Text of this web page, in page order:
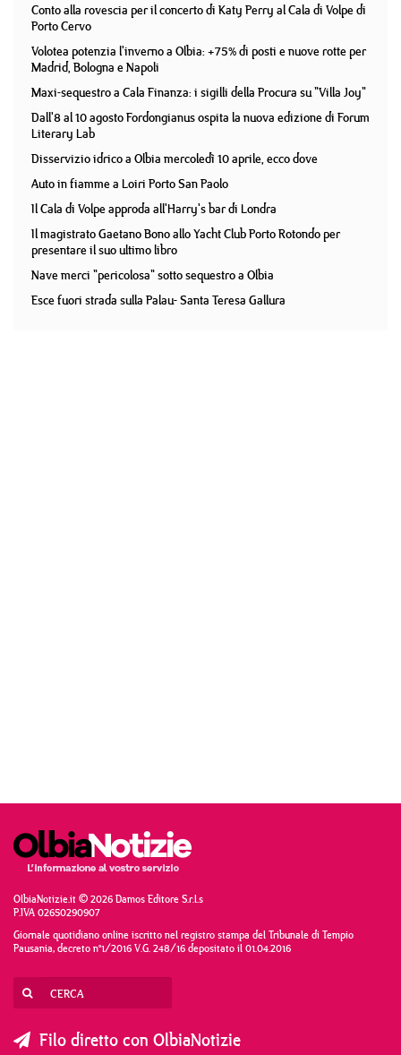
Conto alla rovescia per il concerto di Katy Perry al Cala di Volpe di
Porto Cervo
Volotea potenzia l'inverno a Olbia: +75% di posti e nuove rotte per
Madrid, Bologna e Napoli
Maxi-sequestro a Cala Finanza: i sigilli della Procura su "Villa Joy"
Dall'8 al 10 agosto Fordongianus ospita la nuova edizione di Forum
Literary Lab
Disservizio idrico a Olbia mercoledì 10 aprile, ecco dove
Auto in fiamme a Loiri Porto San Paolo
Il Cala di Volpe approda all'Harry's bar di Londra
Il magistrato Gaetano Bono allo Yacht Club Porto Rotondo per
presentare il suo ultimo libro
Nave merci "pericolosa" sotto sequestro a Olbia
Esce fuori strada sulla Palau- Santa Teresa Gallura
OlbiaNotizie.it © 2026 Damos Editore S.r.l.s
P.IVA 02650290907
Giornale quotidiano online iscritto nel registro stampa del Tribunale di Tempio
Pausania, decreto n°1/2016 V.G. 248/16 depositato il 01.04.2016
Filo diretto con OlbiaNotizie